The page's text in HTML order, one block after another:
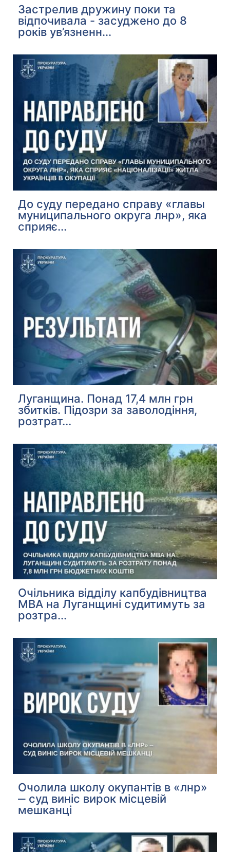
Застрелив дружину поки та
відпочивала - засуджено до 8
років ув’язненн...
До суду передано справу «главы
муниципального округа лнр», яка
сприяє...
Луганщина. Понад 17,4 млн грн
збитків. Підозри за заволодіння,
розтрат...
Очільника відділу капбудівництва
МВА на Луганщині судитимуть за
розтра...
Очолила школу окупантів в «лнр»
‒ суд виніс вирок місцевій
мешканці